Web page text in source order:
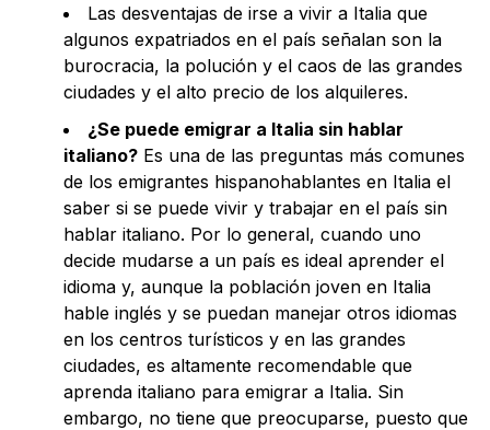
Las desventajas de irse a vivir a Italia que
algunos expatriados en el país señalan son la
burocracia, la polución y el caos de las grandes
ciudades y el alto precio de los alquileres.
¿Se puede emigrar a Italia sin hablar
italiano? Es una de las preguntas más comunes
de los emigrantes hispanohablantes en Italia el
saber si se puede vivir y trabajar en el país sin
hablar italiano. Por lo general, cuando uno
decide mudarse a un país es ideal aprender el
idioma y, aunque la población joven en Italia
hable inglés y se puedan manejar otros idiomas
en los centros turísticos y en las grandes
ciudades, es altamente recomendable que
aprenda italiano para emigrar a Italia. Sin
embargo, no tiene que preocuparse, puesto que